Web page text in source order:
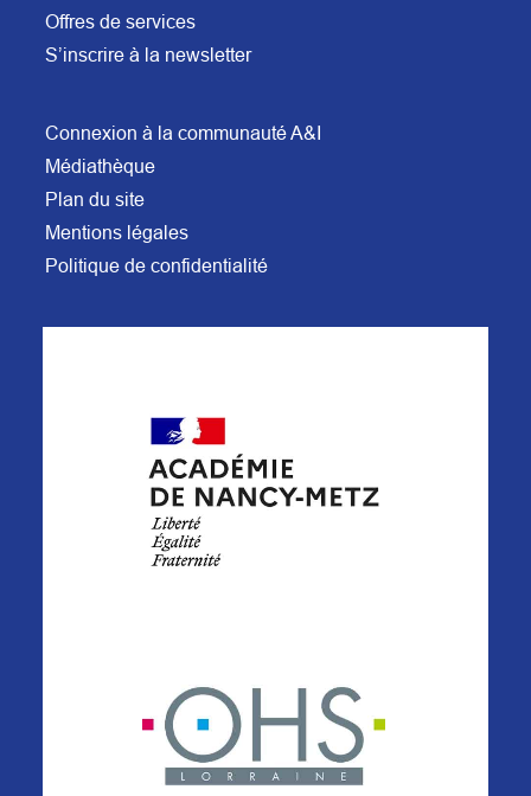
Offres de services
S’inscrire à la newsletter
Connexion à la communauté A&I
Médiathèque
Plan du site
Mentions légales
Politique de confidentialité